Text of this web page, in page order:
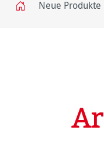
Neue Produkte